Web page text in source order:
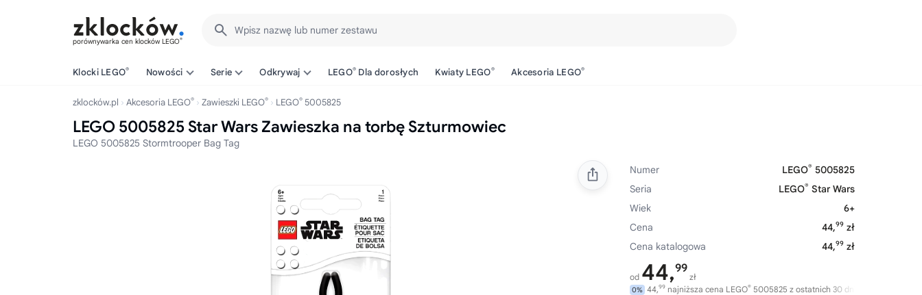
porównywarka cen klocków LEGO®
Wpisz nazwę lub numer zestawu
Klocki LEGO® Nowości Serie Odkrywaj LEGO® Dla dorosłych Kwiaty LEGO® Akcesoria LEGO®
zklocków.pl Akcesoria LEGO® Zawieszki LEGO® LEGO® 5005825
LEGO 5005825 Star Wars Zawieszka na torbę Szturmowiec
LEGO 5005825 Stormtrooper Bag Tag
Numer LEGO® 5005825
Seria
LEGO® Star Wars
Wiek
6+
Cena
44,99 zł
Cena katalogowa
44,99 zł
od 44,99
zł
0% 44,99 najniższa cena LEGO® 5005825 z ostatnich 30 dni